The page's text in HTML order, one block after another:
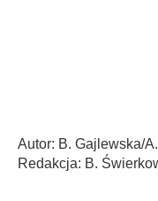
Autor: B. Gajlewska/
Redakcja: B.